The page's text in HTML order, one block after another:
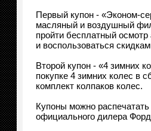
Первый купон - «Эконом-
масляный и воздушный
пройти бесплатный
и воспользоваться
Второй купон - «4 зимних
покупке 4 зимних колес в
комплект колпаков колес.
Купоны можно
официального дилера